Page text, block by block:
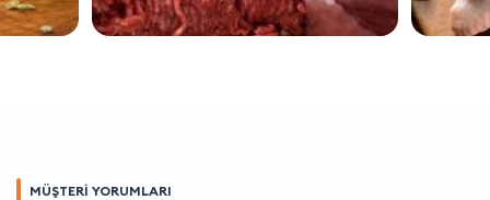
MÜŞTERİ YORUMLARI